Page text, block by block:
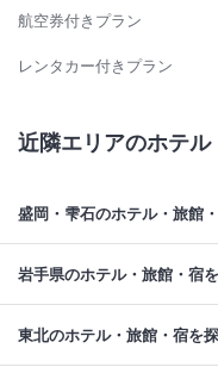
航空券付きプラン
レンタカー付きプラン
近隣エリアのホテ
盛岡・雫石のホテル・旅館
岩手県のホテル・旅館・宿
東北のホテル・旅館・宿を